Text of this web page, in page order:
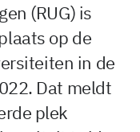
(RUG) is
op de
in de
Dat meldt
plek